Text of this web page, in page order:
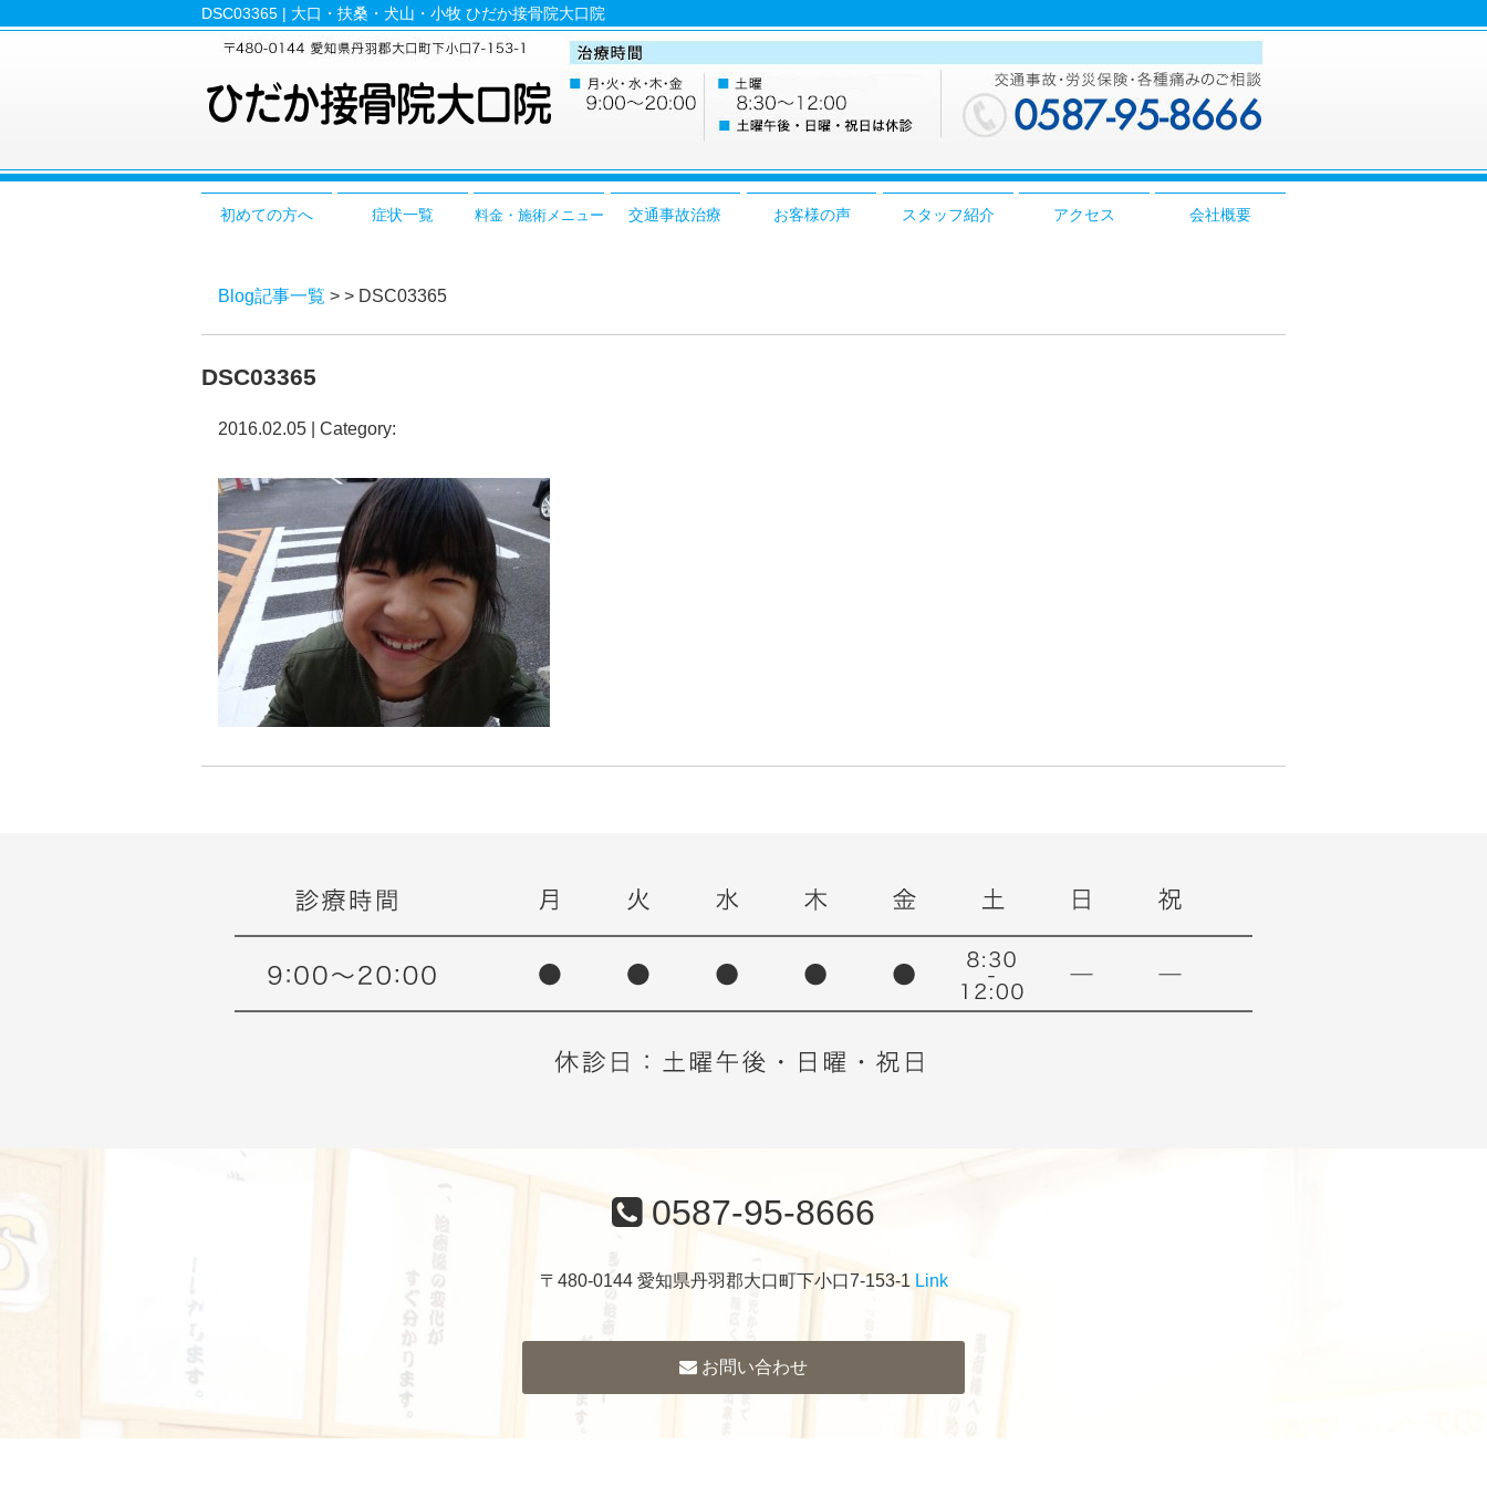
DSC03365 | 大口・扶桑・犬山・小牧 ひだか接骨院大口院
初めての方へ 症状一覧 料金・施術メニュー 交通事故治療 お客様の声 スタッフ紹介 アクセス 会社概要
Blog記事一覧 > > DSC03365
DSC03365
2016.02.05 | Category:
0587-95-8666
〒480-0144 愛知県丹羽郡大口町下小口7-153-1 Link
お問い合わせ